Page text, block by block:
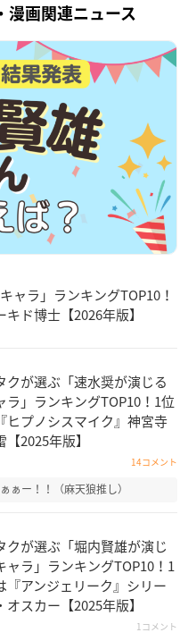
漫画関連ニュース
ャラ」ランキングTOP10！
ド博士【2026年版】
クが選ぶ「速水奨が演じる
ラ」ランキングTOP10！1位
ヒプノシスマイク』神宮寺
【2025年版】
14コメント
ぁー！！（麻天狼推し）
クが選ぶ「堀内賢雄が演じ
ャラ」ランキングTOP10！1
『アンジェリーク』シリー
オスカー【2025年版】
1コメント